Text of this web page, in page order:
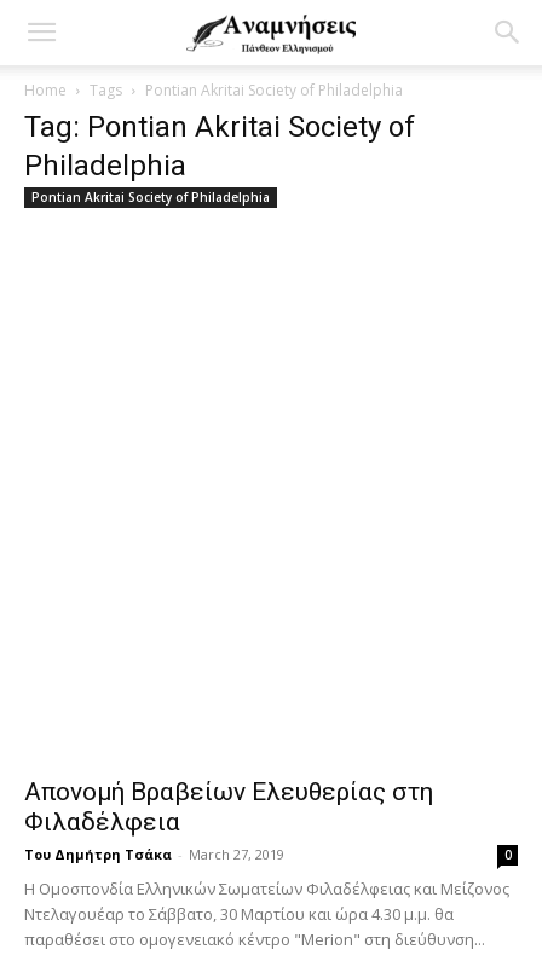
Home Tags Pontian Akritai Society of Philadelphia
Tag: Pontian Akritai Society of
Philadelphia
Pontian Akritai Society of Philadelphia
Απονομή Βραβείων Ελευθερίας στη
Φιλαδέλφεια
Του Δημήτρη Τσάκα - March 27, 2019 0
Η Ομοσπονδία Ελληνικών Σωματείων Φιλαδέλφειας και Μείζονος
Ντελαγουέαρ το Σάββατο, 30 Μαρτίου και ώρα 4.30 μ.μ. θα
παραθέσει στο ομογενειακό κέντρο "Merion" στη διεύθυνση...